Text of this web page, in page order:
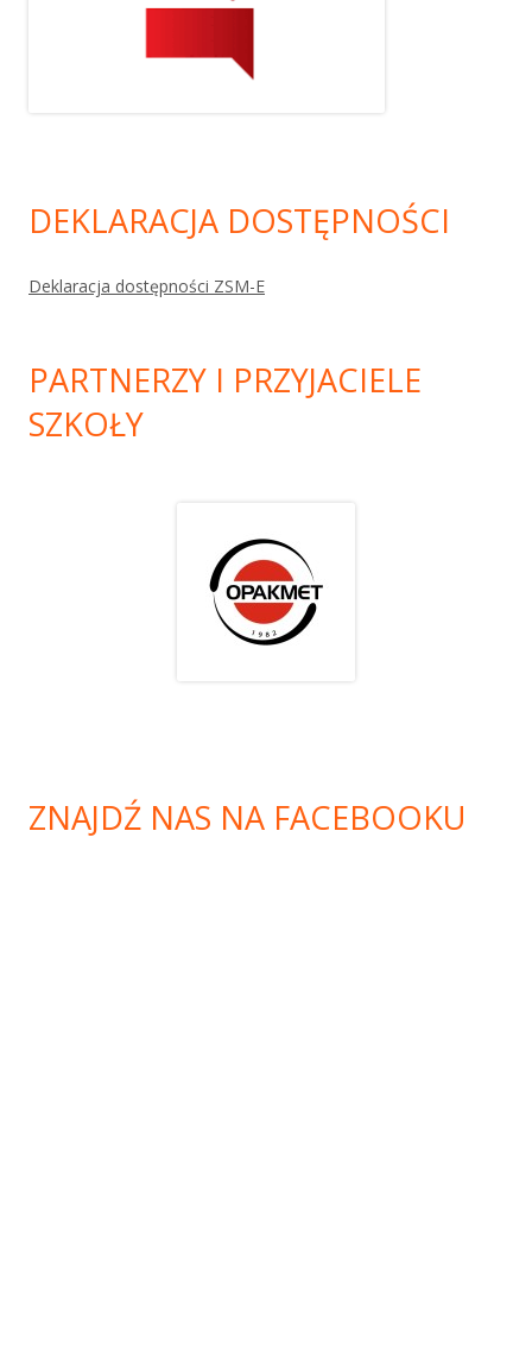
DEKLARACJA DOSTĘPNOŚCI
Deklaracja dostępności ZSM-E
PARTNERZY I PRZYJACIELE
SZKOŁY
ZNAJDŹ NAS NA FACEBOOKU